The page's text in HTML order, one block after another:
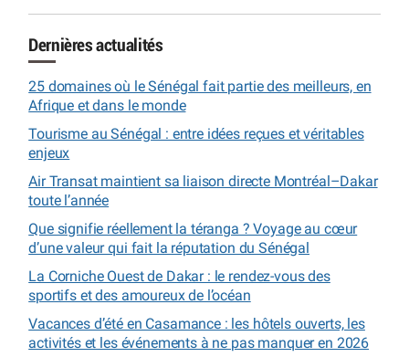
Dernières actualités
25 domaines où le Sénégal fait partie des meilleurs, en
Afrique et dans le monde
Tourisme au Sénégal : entre idées reçues et véritables
enjeux
Air Transat maintient sa liaison directe Montréal–Dakar
toute l’année
Que signifie réellement la téranga ? Voyage au cœur
d’une valeur qui fait la réputation du Sénégal
La Corniche Ouest de Dakar : le rendez-vous des
sportifs et des amoureux de l’océan
Vacances d’été en Casamance : les hôtels ouverts, les
activités et les événements à ne pas manquer en 2026